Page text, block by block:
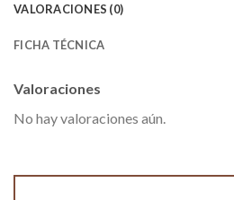
VALORACIONES (0)
FICHA TÉCNICA
Valoraciones
No hay valoraciones aún.